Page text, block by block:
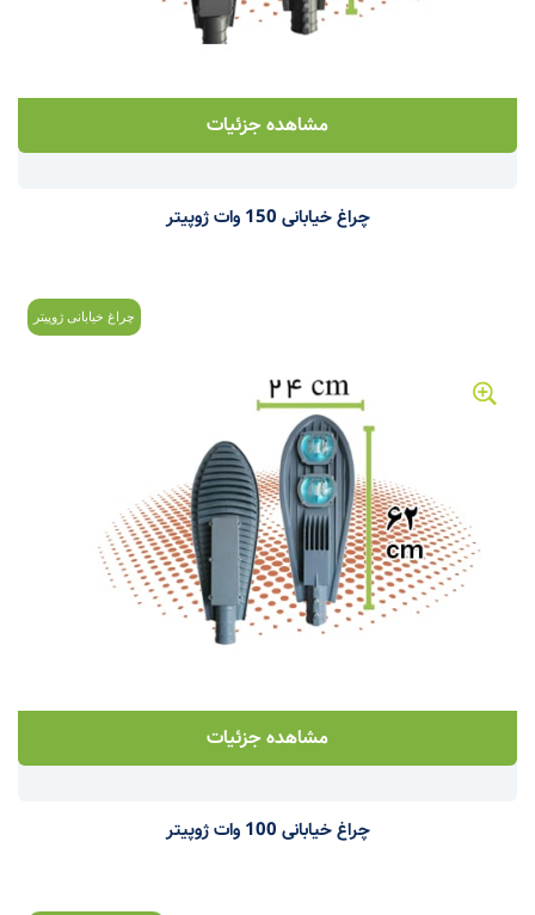
مشاهده جزئیات
چراغ خیابانی 150 وات ژوپیتر
چراغ خیابانی ژوپیتر
مشاهده جزئیات
چراغ خیابانی 100 وات ژوپیتر